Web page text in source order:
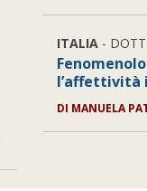
ITALIA -
l’affettività
DI MANUELA